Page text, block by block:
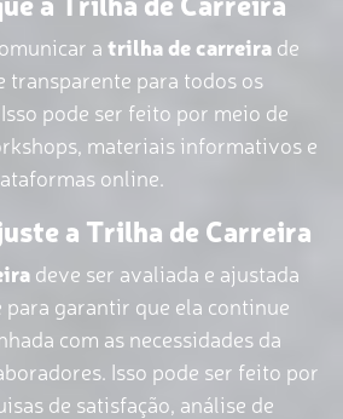
a trilha de carreira de
transparente para todos os
pode ser feito por meio de
materiais informativos e
online.
a Trilha de Carreira
deve ser avaliada e ajustada
garantir que ela continue
com as necessidades da
Isso pode ser feito por
de satisfação, análise de